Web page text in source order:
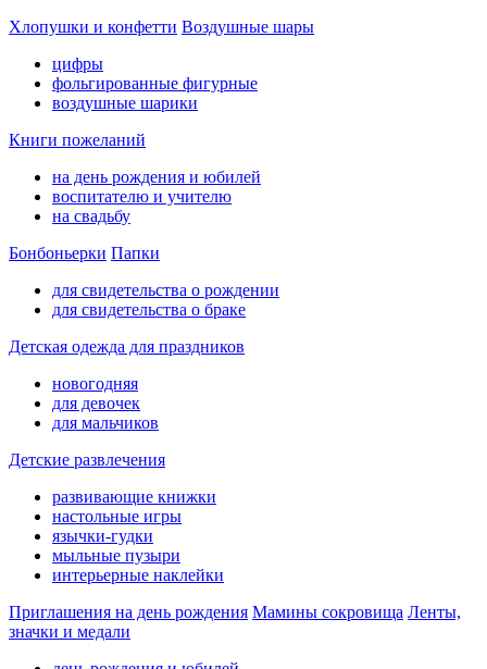
Хлопушки и конфетти Воздушные шары
цифры
фольгированные фигурные
воздушные шарики
Книги пожеланий
на день рождения и юбилей
воспитателю и учителю
на свадьбу
Бонбоньерки Папки
для свидетельства о рождении
для свидетельства о браке
Детская одежда для праздников
новогодняя
для девочек
для мальчиков
Детские развлечения
развивающие книжки
настольные игры
язычки-гудки
мыльные пузыри
интерьерные наклейки
Приглашения на день рождения Мамины сокровища Ленты,
значки и медали